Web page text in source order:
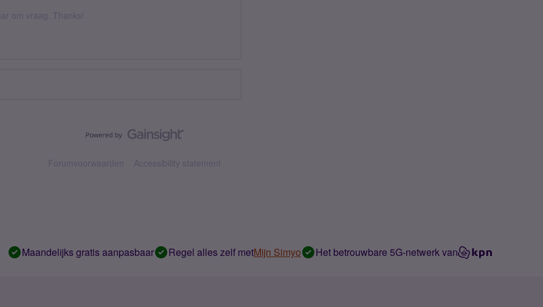
om vraag. Thanks!
Forumvoorwaarden Accessibility statement
Maandelijks gratis aanpasbaar Regel alles zelf metMijn Simyo Het betrouwbare 5G-netwerk van